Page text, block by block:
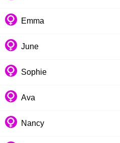
Emma
June
Sophie
Ava
Nancy